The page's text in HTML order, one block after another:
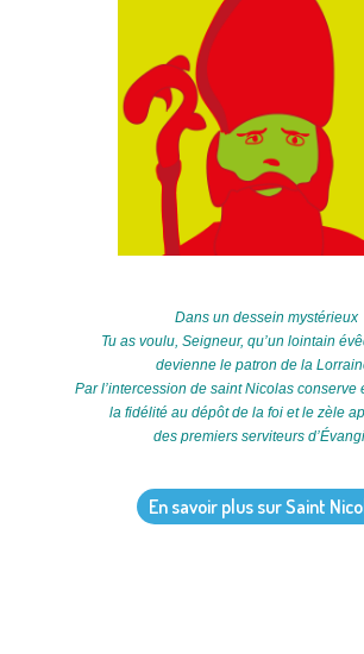
Dans un dessein mystérieux
Tu as voulu, Seigneur, qu’un lointain
devienne le patron de la
Par l’intercession de saint Nicolas conserve
la fidélité au dépôt de la foi et le zèle
des premiers serviteurs
En savoir plus sur Saint